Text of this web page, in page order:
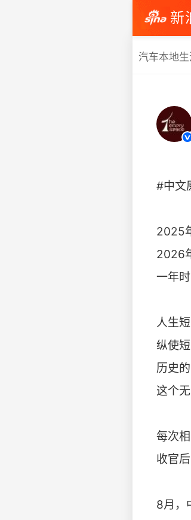
新
汽车本地
#中文
2025
2026
一年
人生
纵使
历史
这个
每次
收官
8月，